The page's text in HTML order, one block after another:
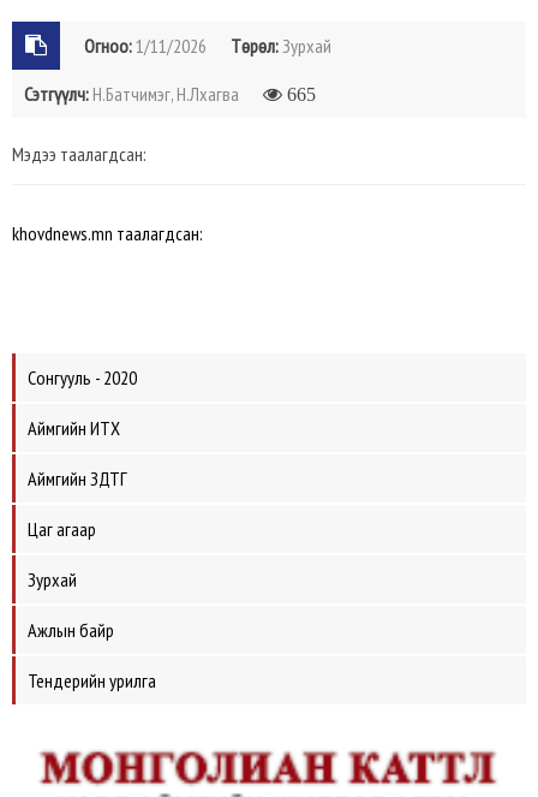
Огноо:1/11/2026 Төрөл:Зурхай
Сэтгүүлч: Н.Батчимэг, Н.Лхагва 665
Мэдээ таалагдсан:
khovdnews.mn таалагдсан:
Сонгууль - 2020
Аймгийн ИТХ
Аймгийн ЗДТГ
Цаг агаар
Зурхай
Ажлын байр
Тендерийн урилга